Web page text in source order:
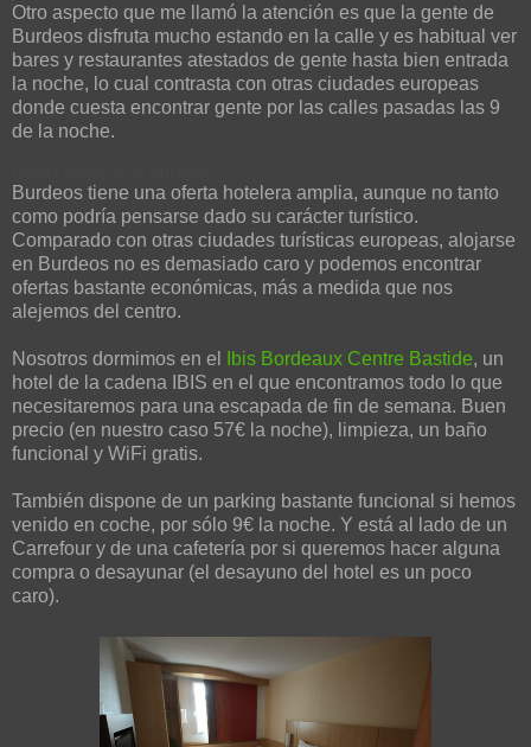
Otro aspecto que me llamó la atención es que la gente de
Burdeos disfruta mucho estando en la calle y es habitual ver
bares y restaurantes atestados de gente hasta bien entrada
la noche, lo cual contrasta con otras ciudades europeas
donde cuesta encontrar gente por las calles pasadas las 9
de la noche.
Burdeos tiene una oferta hotelera amplia, aunque no tanto
como podría pensarse dado su carácter turístico.
Comparado con otras ciudades turísticas europeas, alojarse
en Burdeos no es demasiado caro y podemos encontrar
ofertas bastante económicas, más a medida que nos
alejemos del centro.
Nosotros dormimos en el Ibis Bordeaux Centre Bastide, un
hotel de la cadena IBIS en el que encontramos todo lo que
necesitaremos para una escapada de fin de semana. Buen
precio (en nuestro caso 57€ la noche), limpieza, un baño
funcional y WiFi gratis.
También dispone de un parking bastante funcional si hemos
venido en coche, por sólo 9€ la noche. Y está al lado de un
Carrefour y de una cafetería por si queremos hacer alguna
compra o desayunar (el desayuno del hotel es un poco
caro).